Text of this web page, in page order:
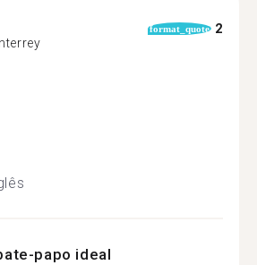
format_quote 2
papo ideal